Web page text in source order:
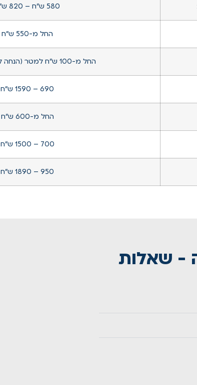
580 ש״ח – 820 ש”ח
החל מ-550 ש”ח
החל מ-100 ש״ח למטר (הנחה לקווים ארוכים)
690 – 1590 ש”ח
החל מ-600 ש”ח
700 – 1500 ש”ח
950 – 1890 ש”ח
- שאלות